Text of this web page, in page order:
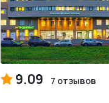
9.09 7 отзывов